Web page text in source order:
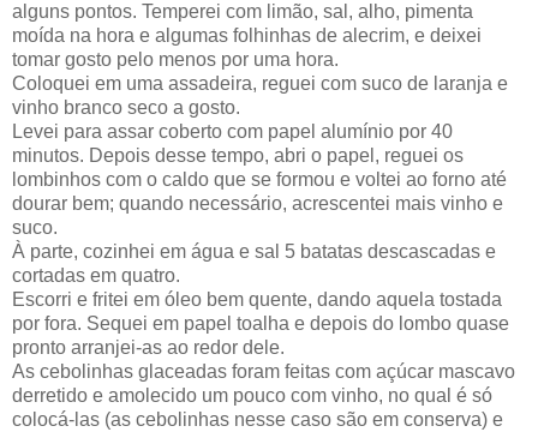
alguns pontos. Temperei com limão, sal, alho, pimenta
moída na hora e algumas folhinhas de alecrim, e deixei
tomar gosto pelo menos por uma hora.
Coloquei em uma assadeira, reguei com suco de laranja e
vinho branco seco a gosto.
Levei para assar coberto com papel alumínio por 40
minutos. Depois desse tempo, abri o papel, reguei os
lombinhos com o caldo que se formou e voltei ao forno até
dourar bem; quando necessário, acrescentei mais vinho e
suco.
À parte, cozinhei em água e sal 5 batatas descascadas e
cortadas em quatro.
Escorri e fritei em óleo bem quente, dando aquela tostada
por fora. Sequei em papel toalha e depois do lombo quase
pronto arranjei-as ao redor dele.
As cebolinhas glaceadas foram feitas com açúcar mascavo
derretido e amolecido um pouco com vinho, no qual é só
colocá-las (as cebolinhas nesse caso são em conserva) e